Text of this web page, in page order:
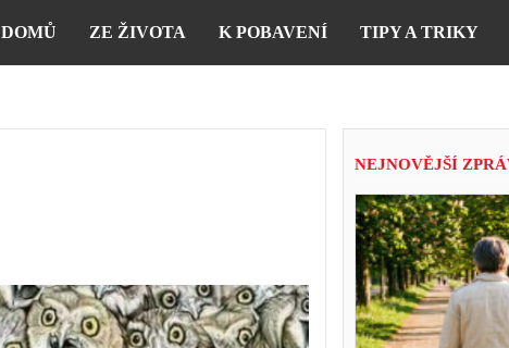
DOMŮ ZE ŽIVOTA K POBAVENÍ TIPY A TRIKY
NEJNOVĚJŠÍ